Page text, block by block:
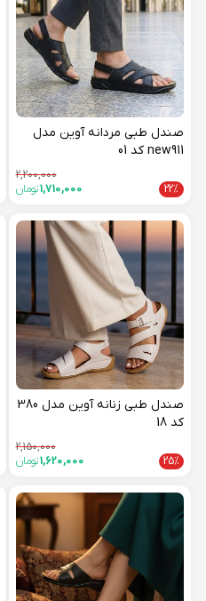
صندل طبی مردانه آوین مدل
new911 کد 01
2,200,000
22%
1,710,000تومان
صندل طبی زنانه آوین مدل 380
کد 18
2,150,000
25%
1,620,000تومان